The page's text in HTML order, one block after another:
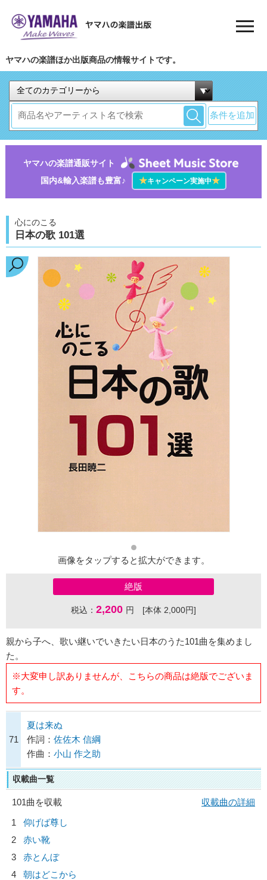
ヤマハの楽譜ほか出版商品の情報サイトです。
条件を追加
ヤマハの楽譜通販サイト
国内&輸入楽譜も豊富♪
★キャンペーン実施中★
心にのこる
日本の歌 101選
画像をタップすると拡大ができます。
絶版
税込： 2,200 円 [本体 2,000円]
親から子へ、歌い継いでいきたい日本のうた101曲を集めまし
た。
※大変申し訳ありませんが、こちらの商品は絶版でございま
す。
71
夏は来ぬ
作詞： 佐佐木 信綱
作曲： 小山 作之助
収載曲一覧
101曲を収載
収載曲の詳細
1
仰げば尊し
2
赤い靴
3
赤とんぼ
4
朝はどこから